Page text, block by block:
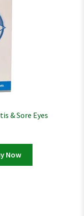
& Sore Eyes
Now